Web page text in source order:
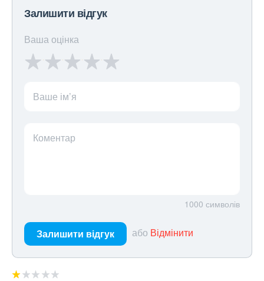
Залишити відгук
Ваша оцінка
Ваше ім’я
Коментар
1000 символів
Залишити відгук або Відмінити